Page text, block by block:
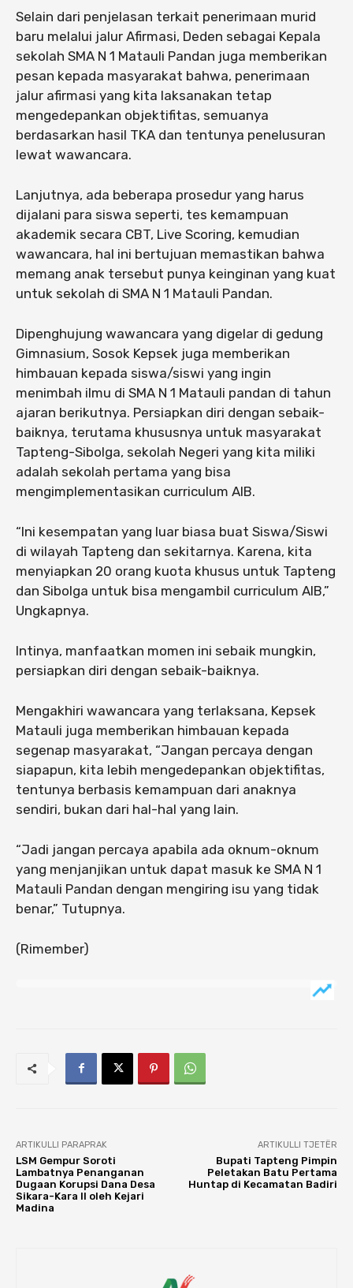
Selain dari penjelasan terkait penerimaan murid
baru melalui jalur Afirmasi, Deden sebagai Kepala
sekolah SMA N 1 Matauli Pandan juga memberikan
pesan kepada masyarakat bahwa, penerimaan
jalur afirmasi yang kita laksanakan tetap
mengedepankan objektifitas, semuanya
berdasarkan hasil TKA dan tentunya penelusuran
lewat wawancara.
Lanjutnya, ada beberapa prosedur yang harus
dijalani para siswa seperti, tes kemampuan
akademik secara CBT, Live Scoring, kemudian
wawancara, hal ini bertujuan memastikan bahwa
memang anak tersebut punya keinginan yang kuat
untuk sekolah di SMA N 1 Matauli Pandan.
Dipenghujung wawancara yang digelar di gedung
Gimnasium, Sosok Kepsek juga memberikan
himbauan kepada siswa/siswi yang ingin
menimbah ilmu di SMA N 1 Matauli pandan di tahun
ajaran berikutnya. Persiapkan diri dengan sebaik-
baiknya, terutama khususnya untuk masyarakat
Tapteng-Sibolga, sekolah Negeri yang kita miliki
adalah sekolah pertama yang bisa
mengimplementasikan curriculum AIB.
“Ini kesempatan yang luar biasa buat Siswa/Siswi
di wilayah Tapteng dan sekitarnya. Karena, kita
menyiapkan 20 orang kuota khusus untuk Tapteng
dan Sibolga untuk bisa mengambil curriculum AIB,”
Ungkapnya.
Intinya, manfaatkan momen ini sebaik mungkin,
persiapkan diri dengan sebaik-baiknya.
Mengakhiri wawancara yang terlaksana, Kepsek
Matauli juga memberikan himbauan kepada
segenap masyarakat, “Jangan percaya dengan
siapapun, kita lebih mengedepankan objektifitas,
tentunya berbasis kemampuan dari anaknya
sendiri, bukan dari hal-hal yang lain.
“Jadi jangan percaya apabila ada oknum-oknum
yang menjanjikan untuk dapat masuk ke SMA N 1
Matauli Pandan dengan mengiring isu yang tidak
benar,” Tutupnya.
(Rimember)
ARTIKULLI PARAPRAK
LSM Gempur Soroti
Lambatnya Penanganan
Dugaan Korupsi Dana Desa
Sikara-Kara II oleh Kejari
Madina
ARTIKULLI TJETËR
Bupati Tapteng Pimpin
Peletakan Batu Pertama
Huntap di Kecamatan Badiri